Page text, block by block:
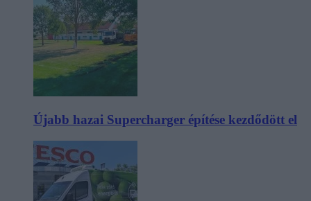
Újabb hazai Supercharger építése kezdődött el